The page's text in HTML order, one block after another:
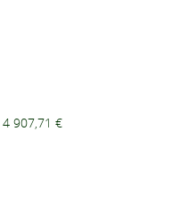
4 907,71 €